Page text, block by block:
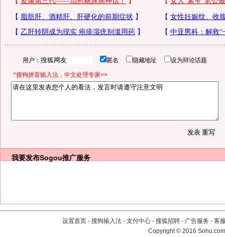
用户： 匿名 隐藏地址 设为辩论话题
*搜狗拼音输入法，中文处理专家>>
我要发布Sogou推广服务
设置首页 - 搜狗输入法 - 支付中心 - 搜狐招聘 - 广告服务 - 客
Copyright©2016